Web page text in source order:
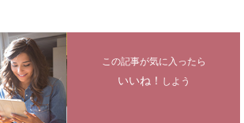
この記事が気に入ったら
いいね！ しよう